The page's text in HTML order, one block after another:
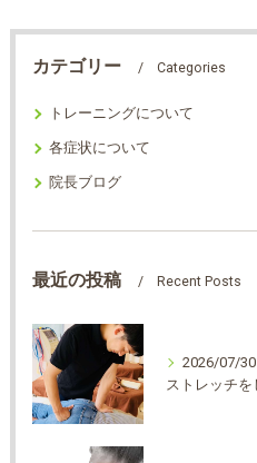
カテゴリー Categories
トレーニングについて
各症状について
院長ブログ
最近の投稿 Recent Posts
2026/07/30